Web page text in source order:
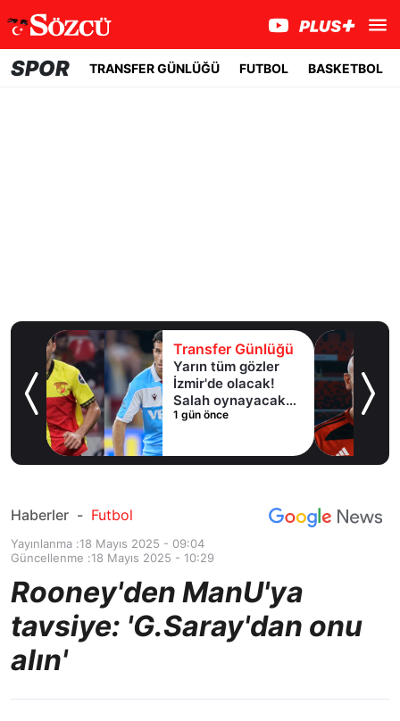
SPOR TRANSFER GÜNLÜĞÜ FUTBOL BASKETBOL
Transfer Günlüğü
Yarın tüm gözler
İzmir'de olacak!
Salah oynayacak
mı?
1 gün önce
Haberler - Futbol
Yayınlanma :18 Mayıs 2025 - 09:04
Güncellenme :18 Mayıs 2025 - 10:29
Rooney'den ManU'ya
tavsiye: 'G.Saray'dan onu
alın'